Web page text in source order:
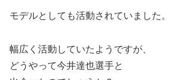
モデルとしても活動されていました。
幅広く活動していたようですが、
どうやって今井達也選手と